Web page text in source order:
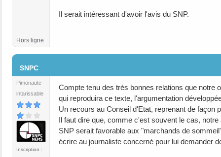
Il serait intéressant d'avoir l'avis du SNP.
Hors ligne
SNPC
Pimonaute
intarissable
Inscription :
Compte tenu des très bonnes relations que notre
qui reproduira ce texte, l'argumentation
Un recours au Conseil d'Etat, reprenant de façon
Il faut dire que, comme c'est souvent le cas,
SNP serait favorable aux "marchands de
écrire au journaliste concerné pour lui demander